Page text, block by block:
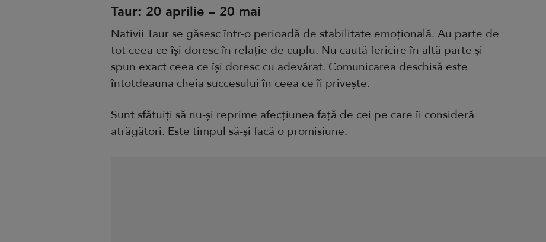
Taur: 20 aprilie – 20 mai
Nativii Taur se găsesc într-o perioadă de stabilitate emoțională. Au parte de
tot ceea ce își doresc în relație de cuplu. Nu caută fericire în altă parte și
spun exact ceea ce își doresc cu adevărat. Comunicarea deschisă este
întotdeauna cheia succesului în ceea ce îi privește.
Sunt sfătuiți să nu-și reprime afecțiunea față de cei pe care îi consideră
atrăgători. Este timpul să-și facă o promisiune.